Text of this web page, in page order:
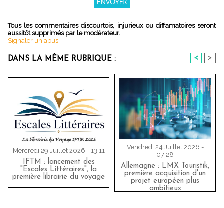
Tous les commentaires discourtois, injurieux ou diffamatoires seront
aussitôt supprimés par le modérateur.
Signaler un abus
DANS LA MÊME RUBRIQUE : < >
Mercredi 29 Juillet 2026 - 13:11
IFTM : lancement des
"Escales Littéraires", la
première librairie du voyage
Vendredi 24 Juillet 2026 -
07:28
Allemagne : LMX Touristik,
première acquisition d'un
projet européen plus
ambitieux